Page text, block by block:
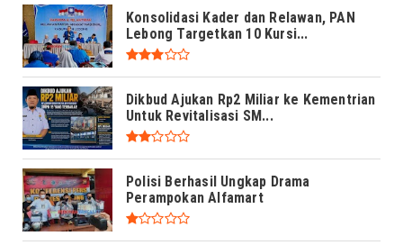
Konsolidasi Kader dan Relawan, PAN
Lebong Targetkan 10 Kursi...
Dikbud Ajukan Rp2 Miliar ke Kementrian
Untuk Revitalisasi SM...
Polisi Berhasil Ungkap Drama
Perampokan Alfamart